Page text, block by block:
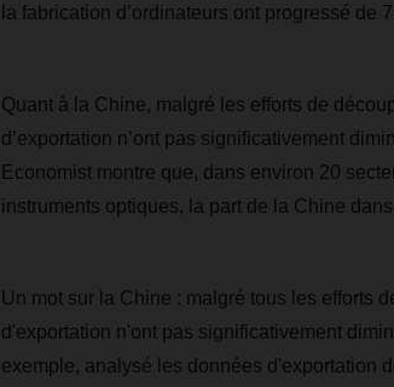
la fabrication d’ordinateurs ont progressé de
Quant à la Chine, malgré les efforts de
d’exportation n’ont pas significativement
Economist montre que, dans environ 20
instruments optiques, la part de la Chine
Un mot sur la Chine : malgré tous les efforts
d'exportation n'ont pas significativement
exemple, analysé les données d'exportation